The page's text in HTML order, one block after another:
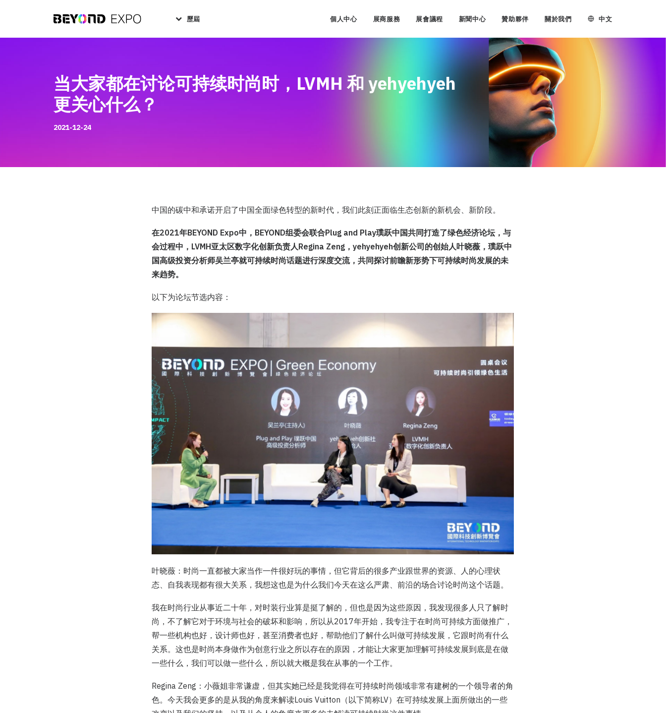
歷屆 個人中心 展商服務 展會議程 新聞中心 贊助夥伴 關於我們 中文
当大家都在讨论可持续时尚时，LVMH 和 yehyehyeh
更关心什么？
2021-12-24
中国的碳中和承诺开启了中国全面绿色转型的新时代，我们此刻正面临生态创新的新机会、新阶段。
在2021年BEYOND Expo中，BEYOND组委会联合Plug and Play璞跃中国共同打造了绿色经济论坛，与
会过程中，LVMH亚太区数字化创新负责人Regina Zeng，yehyehyeh创新公司的创始人叶晓薇，璞跃中
国高级投资分析师吴兰亭就可持续时尚话题进行深度交流，共同探讨前瞻新形势下可持续时尚发展的未
来趋势。
以下为论坛节选内容：
叶晓薇：时尚一直都被大家当作一件很好玩的事情，但它背后的很多产业跟世界的资源、人的心理状
态、自我表现都有很大关系，我想这也是为什么我们今天在这么严肃、前沿的场合讨论时尚这个话题。
我在时尚行业从事近二十年，对时装行业算是挺了解的，但也是因为这些原因，我发现很多人只了解时
尚，不了解它对于环境与社会的破坏和影响，所以从2017年开始，我专注于在时尚可持续方面做推广，
帮一些机构也好，设计师也好，甚至消费者也好，帮助他们了解什么叫做可持续发展，它跟时尚有什么
关系。这也是时尚本身做作为创意行业之所以存在的原因，才能让大家更加理解可持续发展到底是在做
一些什么，我们可以做一些什么，所以就大概是我在从事的一个工作。
Regina Zeng：小薇姐非常谦虚，但其实她已经是我觉得在可持续时尚领域非常有建树的一个领导者的角
色。今天我会更多的是从我的角度来解读Louis Vuitton（以下简称LV）在可持续发展上面所做出的一些